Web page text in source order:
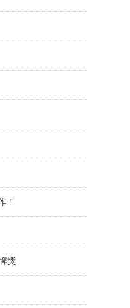
！
獎